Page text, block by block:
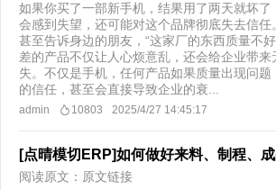
如果你买了一部新手机，结果用了两天就坏了
会感到失望，还可能对这个品牌彻底失去信任
甚至告诉身边的朋友，“这家厂的东西质量不
差的产品不仅让人心烦意乱，还会给企业带来
失。不仅是手机，任何产品如果质量出现问
的信任，甚至会直接导致企业的衰...
admin 10803 2025/4/27 14:45:17
[点晴模切ERP]如何做好来料、制程、
阅读原文：原文链接